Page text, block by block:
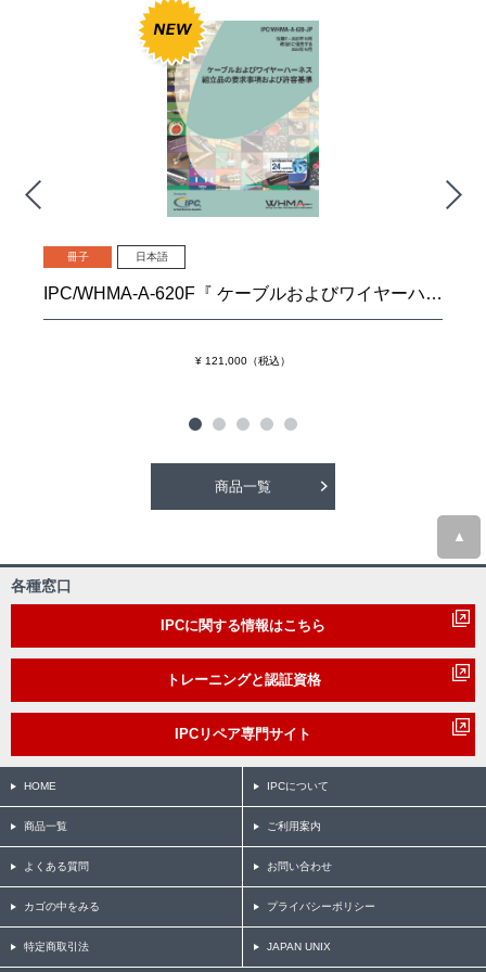
冊子 日本語
IPC/WHMA-A-620F『 ケーブルおよびワイヤーハーネス組立品の要求事項および許容基準』
¥ 121,000（税込）
商品一覧
▲
各種窓口
IPCに関する情報はこちら
トレーニングと認証資格
IPCリペア専門サイト
HOME IPCについて
商品一覧 ご利用案内
よくある質問 お問い合わせ
カゴの中をみる プライバシーポリシー
特定商取引法 JAPAN UNIX